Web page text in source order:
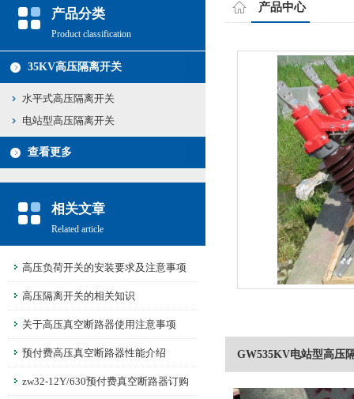
产品分类
Product classification
35KV高压隔离开关
水平式高压隔离开关
电站型高压隔离开关
查看更多
相关文章
Related article
高压负荷开关的安装要求及注意事项
高压隔离开关的相关知识
关于高压真空断路器使用注意事项
预付费高压真空断路器性能介绍
zw32-12Y/630预付费真空断路器订购
产品中心
GW535KV电站型高压